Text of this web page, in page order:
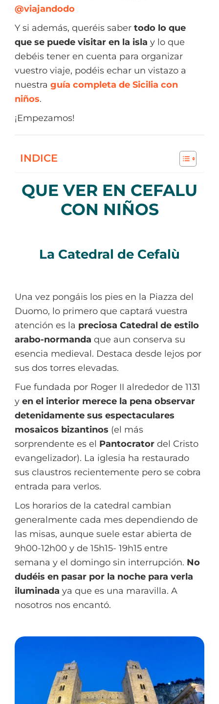
@viajandodo
Y si además, queréis saber todo lo que
que se puede visitar en la isla y lo que
debéis tener en cuenta para organizar
vuestro viaje, podéis echar un vistazo a
nuestra guía completa de Sicilia con
niños.
¡Empezamos!
INDICE
QUE VER EN CEFALU
CON NIÑOS
La Catedral de Cefalù
Una vez pongáis los pies en la Piazza del
Duomo, lo primero que captará vuestra
atención es la preciosa Catedral de estilo
arabo-normanda que aun conserva su
esencia medieval. Destaca desde lejos por
sus dos torres elevadas.
Fue fundada por Roger II alrededor de 1131
y en el interior merece la pena observar
detenidamente sus espectaculares
mosaicos bizantinos (el más
sorprendente es el Pantocrator del Cristo
evangelizador). La iglesia ha restaurado
sus claustros recientemente pero se cobra
entrada para verlos.
Los horarios de la catedral cambian
generalmente cada mes dependiendo de
las misas, aunque suele estar abierta de
9h00-12h00 y de 15h15- 19h15 entre
semana y el domingo sin interrupción. No
dudéis en pasar por la noche para verla
iluminada ya que es una maravilla. A
nosotros nos encantó.